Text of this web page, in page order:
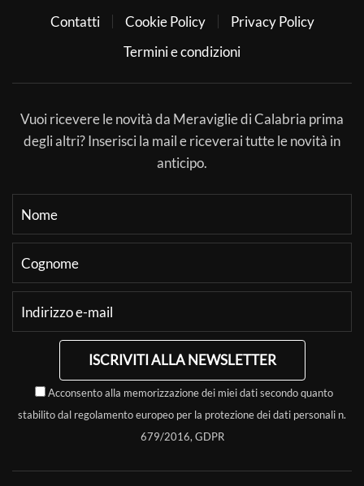
Contatti
Cookie Policy
Privacy Policy
Termini e condizioni
Vuoi ricevere le novità da Meraviglie di Calabria prima
degli altri? Inserisci la mail e riceverai tutte le novità in
anticipo.
ISCRIVITI ALLA NEWSLETTER
Acconsento alla memorizzazione dei miei dati secondo quanto
stabilito dal regolamento europeo per la protezione dei dati personali n.
679/2016, GDPR